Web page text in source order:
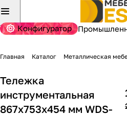
Конфигуратор
Главная Каталог Металлическая
Тележка
инструментальная
867x753x454 мм WDS-